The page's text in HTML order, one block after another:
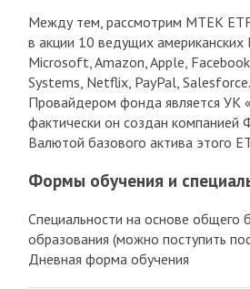
Между тем, рассмотрим MTEK
в акции 10 ведущих американских
Microsoft, Amazon, Apple,
Systems, Netflix, PayPal,
Провайдером фонда является УК
фактически он создан
Валютой базового актива этого
Формы обучения и
Специальности на основе общего
образования (можно поступить
Дневная форма обучения